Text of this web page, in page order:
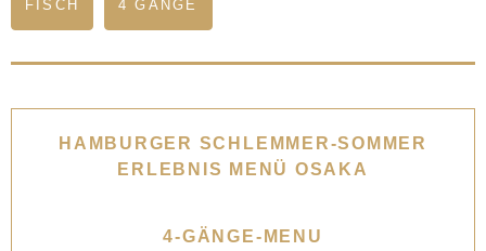
FISCH 4 GÄNGE
HAMBURGER SCHLEMMER-SOMMER
ERLEBNIS MENÜ OSAKA
4-GÄNGE-MENU